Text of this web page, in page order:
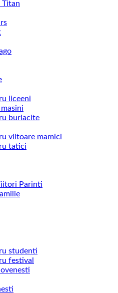
Titan
liceeni
burlacite
viitoare mamici
tatici
Parinti
studenti
festival